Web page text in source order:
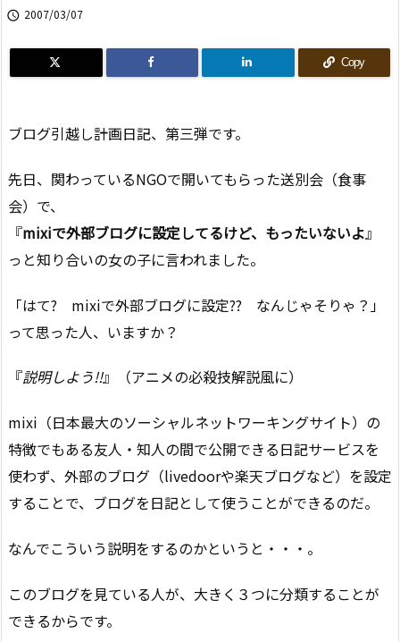
 2007/03/07
Copy
ブログ引越し計画日記、第三弾です。
先日、関わっているNGOで開いてもらった送別会（食事
会）で、
『mixiで外部ブログに設定してるけど、もったいないよ』
っと知り合いの女の子に言われました。
「はて? mixiで外部ブログに設定?? なんじゃそりゃ？」
って思った人、いますか？
『説明しよう!!』（アニメの必殺技解説風に）
mixi（日本最大のソーシャルネットワーキングサイト）の
特徴でもある友人・知人の間で公開できる日記サービスを
使わず、外部のブログ（livedoorや楽天ブログなど）を設定
することで、ブログを日記として使うことができるのだ。
なんでこういう説明をするのかというと・・・。
このブログを見ている人が、大きく３つに分類することが
できるからです。